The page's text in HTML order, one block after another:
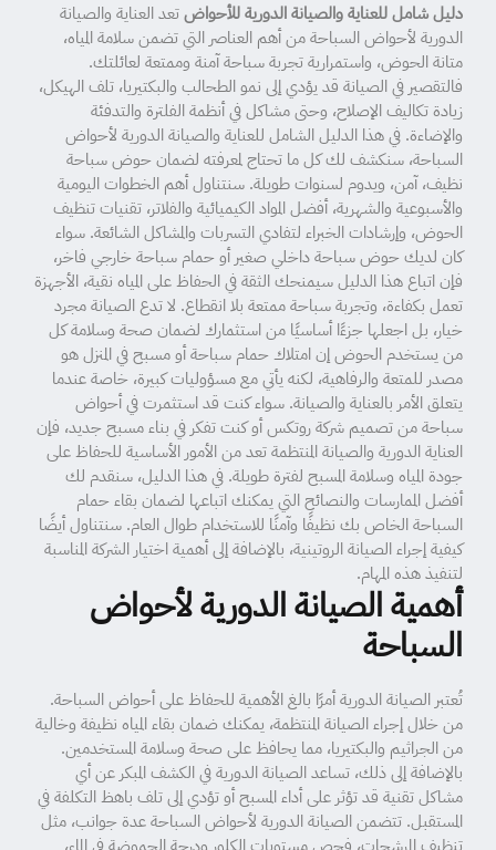
دليل شامل للعناية والصيانة الدورية للأحواضتعد العناية والصيانة
الدورية لأحواض السباحة من أهم العناصر التي تضمن سلامة المياه،
متانة الحوض، واستمرارية تجربة سباحة آمنة وممتعة لعائلتك.
فالتقصير في الصيانة قد يؤدي إلى نمو الطحالب والبكتيريا، تلف الهيكل،
زيادة تكاليف الإصلاح، وحتى مشاكل في أنظمة الفلترة والتدفئة
والإضاءة. في هذا الدليل الشامل للعناية والصيانة الدورية لأحواض
السباحة، سنكشف لك كل ما تحتاج لمعرفته لضمان حوض سباحة
نظيف، آمن، ويدوم لسنوات طويلة. سنتناول أهم الخطوات اليومية
والأسبوعية والشهرية، أفضل المواد الكيميائية والفلاتر، تقنيات تنظيف
الحوض، وإرشادات الخبراء لتفادي التسربات والمشاكل الشائعة. سواء
كان لديك حوض سباحة داخلي صغير أو حمام سباحة خارجي فاخر،
فإن اتباع هذا الدليل سيمنحك الثقة في الحفاظ على المياه نقية، الأجهزة
تعمل بكفاءة، وتجربة سباحة ممتعة بلا انقطاع. لا تدع الصيانة مجرد
خيار، بل اجعلها جزءًا أساسيًا من استثمارك لضمان صحة وسلامة كل
من يستخدم الحوض إن امتلاك حمام سباحة أو مسبح في المنزل هو
مصدر للمتعة والرفاهية، لكنه يأتي مع مسؤوليات كبيرة، خاصة عندما
يتعلق الأمر بالعناية والصيانة. سواء كنت قد استثمرت في أحواض
سباحة من تصميم شركة روتكس أو كنت تفكر في بناء مسبح جديد، فإن
العناية الدورية والصيانة المنتظمة تعد من الأمور الأساسية للحفاظ على
جودة المياه وسلامة المسبح لفترة طويلة. في هذا الدليل، سنقدم لك
أفضل الممارسات والنصائح التي يمكنك اتباعها لضمان بقاء حمام
السباحة الخاص بك نظيفًا وآمنًا للاستخدام طوال العام. سنتناول أيضًا
كيفية إجراء الصيانة الروتينية، بالإضافة إلى أهمية اختيار الشركة المناسبة
لتنفيذ هذه المهام.
أهمية الصيانة الدورية لأحواض
السباحة
تُعتبر الصيانة الدورية أمرًا بالغ الأهمية للحفاظ على أحواض السباحة.
من خلال إجراء الصيانة المنتظمة، يمكنك ضمان بقاء المياه نظيفة وخالية
من الجراثيم والبكتيريا، مما يحافظ على صحة وسلامة المستخدمين.
بالإضافة إلى ذلك، تساعد الصيانة الدورية في الكشف المبكر عن أي
مشاكل تقنية قد تؤثر على أداء المسبح أو تؤدي إلى تلف باهظ التكلفة في
المستقبل. تتضمن الصيانة الدورية لأحواض السباحة عدة جوانب، مثل